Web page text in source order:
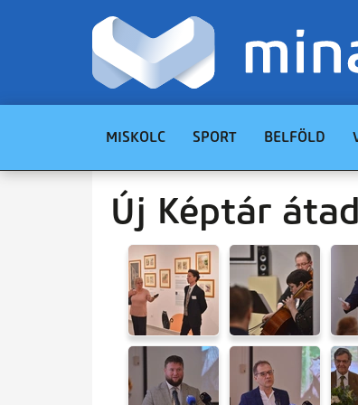
MISKOLC SPORT BELFÖLD
Új Képtár